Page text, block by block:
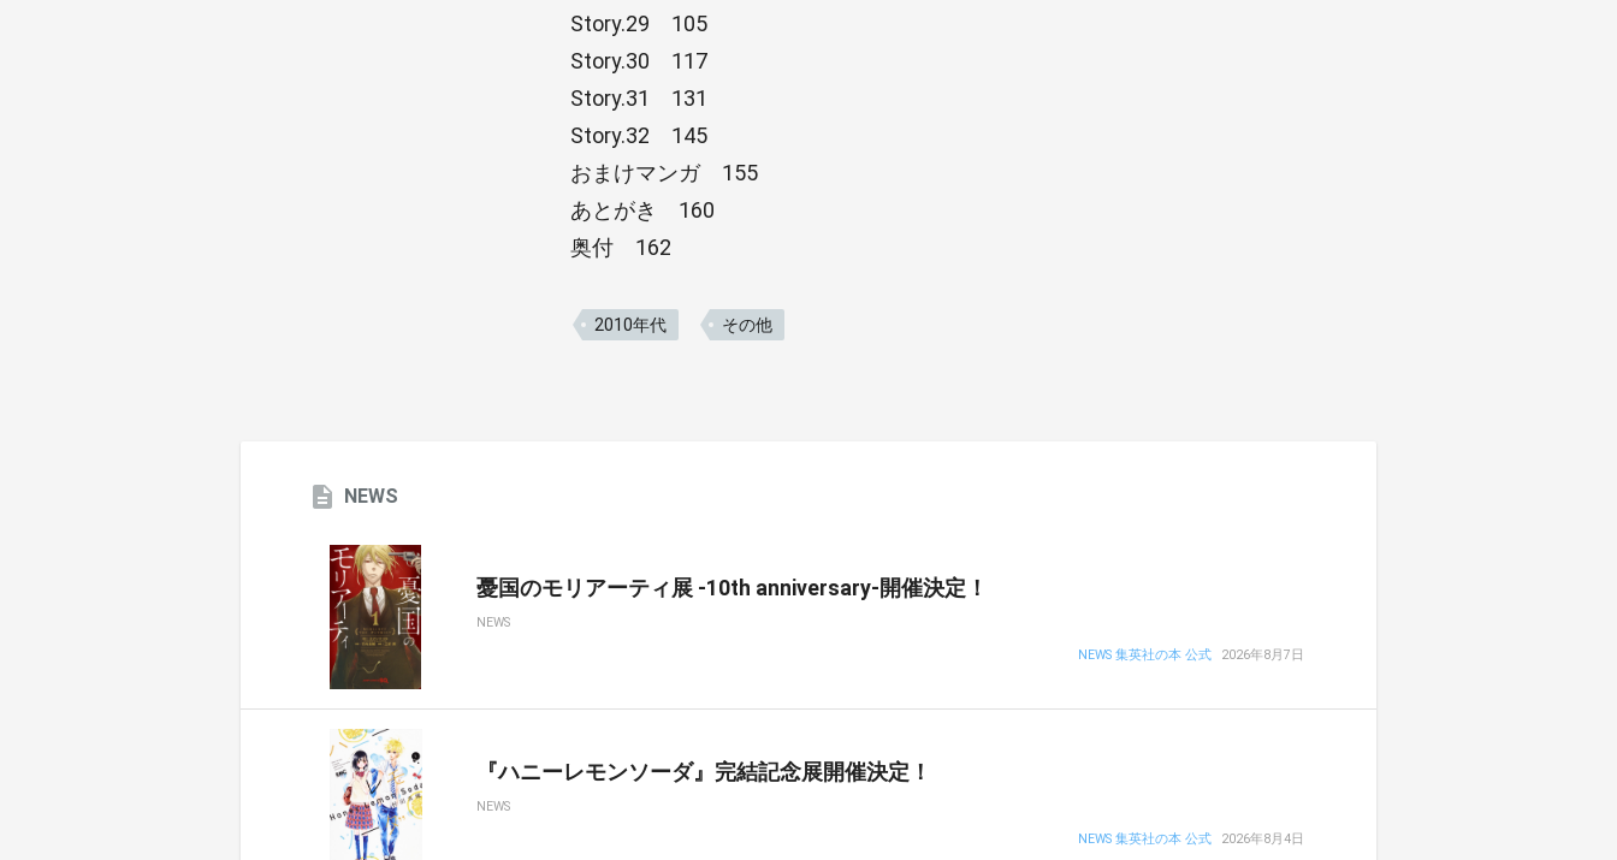
Story.29 105
Story.30 117
Story.31 131
Story.32 145
おまけマンガ 155
あとがき 160
奥付 162
2010年代 その他
NEWS
憂国のモリアーティ展 -10th anniversary-開催決定！
NEWS
NEWS 集英社の本 公式 2026年8月7日
『ハニーレモンソーダ』完結記念展開催決定！
NEWS
NEWS 集英社の本 公式 2026年8月4日